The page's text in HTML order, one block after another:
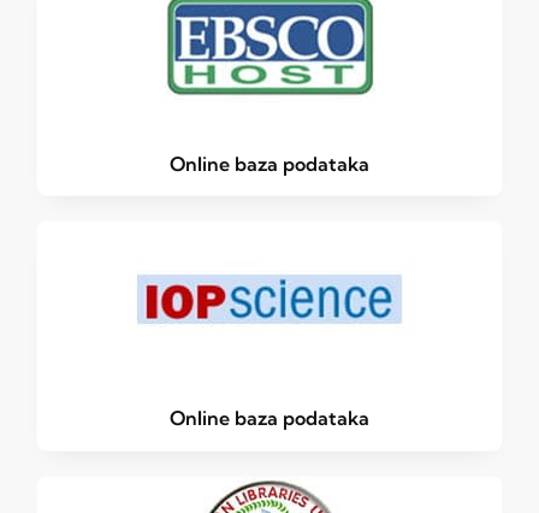
Online baza podataka
Online baza podataka